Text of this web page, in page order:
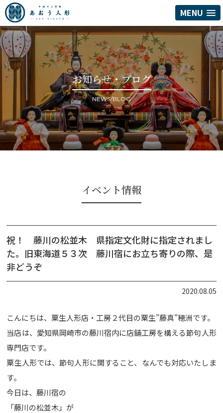
MENU
お知らせ・ブログ
NEWS/BLOG
イベント情報
祝！ 藤川の松並木 県指定文化財に指定されまし
た。旧東海道５３次 藤川宿にお立ち寄りの際、是
非どうぞ
2020.08.05
こんにちは、粟生人形店・工房２代目の粟生”藤真”穂洲です。
当店は、愛知県岡崎市の藤川宿内に店舗工房を構える節句人形
専門店です。
粟生人形では、節句人形に関すること、なんでも対応いたしま
す。
今日は、藤川宿の
「藤川の松並木」が